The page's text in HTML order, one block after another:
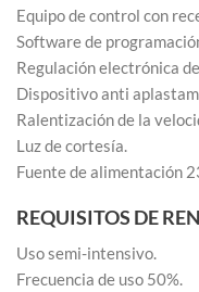
Equipo de control con
Software de
Regulación electrónica
Dispositivo anti
Ralentización de la
Luz de cortesía.
Fuente de alimentación
REQUISITOS DE
Uso semi-intensivo.
Frecuencia de uso 50%.